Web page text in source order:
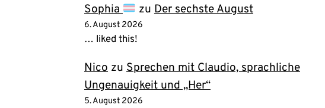
Sophia zuDer sechste August
6. August 2026
… liked this!
Nico zu Sprechen mit Claudio, sprachliche
Ungenauigkeit und „Her“
5. August 2026